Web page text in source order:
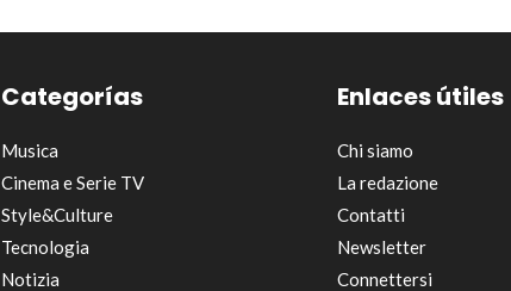
Categorías
Musica
Cinema e Serie TV
Style&Culture
Tecnologia
Notizia
Enlaces útiles
Chi siamo
La redazione
Contatti
Newsletter
Connettersi